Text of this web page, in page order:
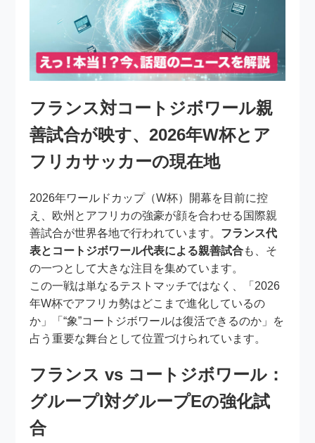
フランス対コートジボワール親
善試合が映す、2026年W杯とア
フリカサッカーの現在地
2026年ワールドカップ（W杯）開幕を目前に控
え、欧州とアフリカの強豪が顔を合わせる国際親
善試合が世界各地で行われています。 フランス代
表とコートジボワール代表による親善試合も、そ
の一つとして大きな注目を集めています。
この一戦は単なるテストマッチではなく、「2026
年W杯でアフリカ勢はどこまで進化しているの
か」「“象”コートジボワールは復活できるのか」を
占う重要な舞台として位置づけられています。
フランス vs コートジボワール：
グループI対グループEの強化試
合